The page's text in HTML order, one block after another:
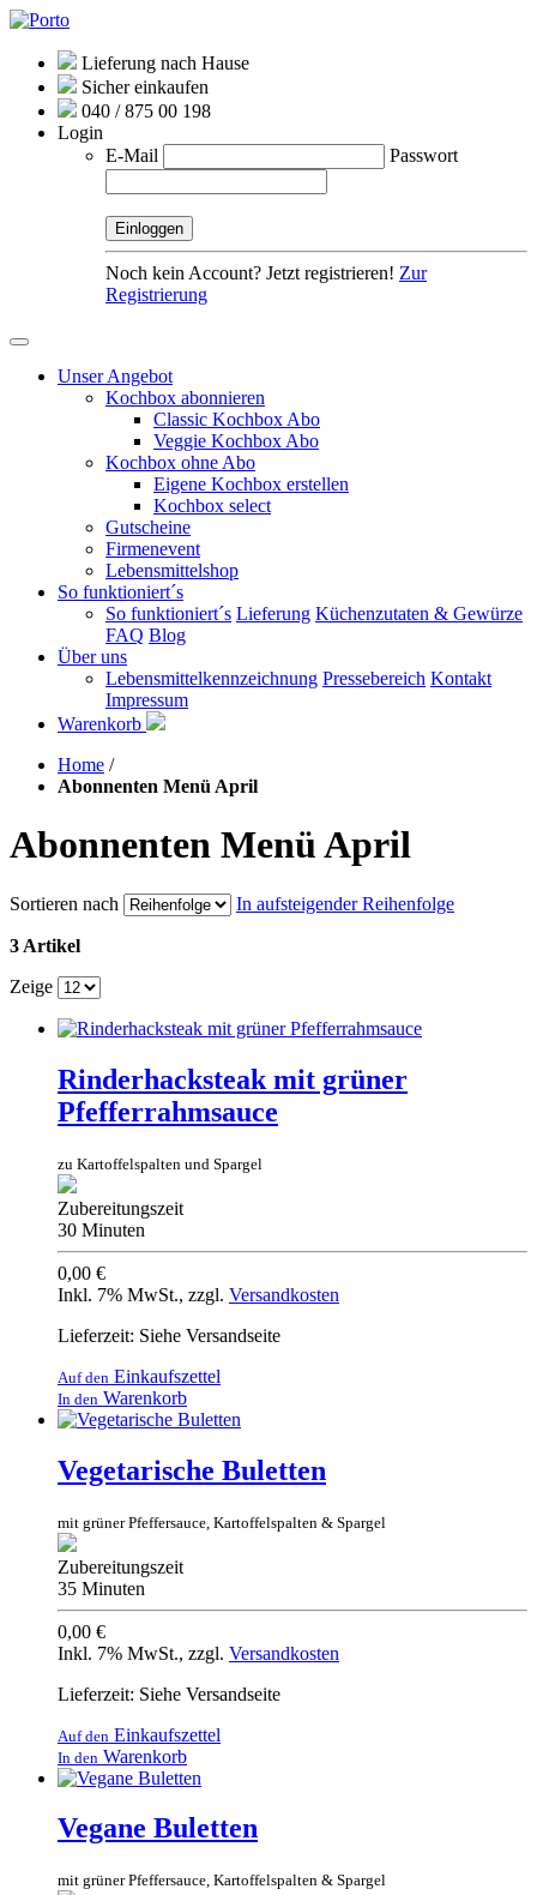
Lieferung nach Hause
Sicher einkaufen
040 / 875 00 198
Login
E-Mail
Passwort
Noch kein Account? Jetzt registrieren! Zur
Registrierung
Unser Angebot
Kochbox abonnieren
Classic Kochbox Abo
Veggie Kochbox Abo
Kochbox ohne Abo
Eigene Kochbox erstellen
Kochbox select
Gutscheine
Firmenevent
Lebensmittelshop
So funktioniert´s
So funktioniert´s Lieferung Küchenzutaten & Gewürze
FAQ Blog
Über uns
Lebensmittelkennzeichnung Pressebereich Kontakt
Impressum
Warenkorb
Home /
Abonnenten Menü April
Abonnenten Menü April
Sortieren nach In aufsteigender Reihenfolge
3 Artikel
Zeige
Rinderhacksteak mit grüner
Pfefferrahmsauce
zu Kartoffelspalten und Spargel
Zubereitungszeit
30 Minuten
0,00 €
Inkl. 7% MwSt., zzgl. Versandkosten
Lieferzeit: Siehe Versandseite
Auf den Einkaufszettel
In den Warenkorb
Vegetarische Buletten
mit grüner Pfeffersauce, Kartoffelspalten & Spargel
Zubereitungszeit
35 Minuten
0,00 €
Inkl. 7% MwSt., zzgl. Versandkosten
Lieferzeit: Siehe Versandseite
Auf den Einkaufszettel
In den Warenkorb
Vegane Buletten
mit grüner Pfeffersauce, Kartoffelspalten & Spargel